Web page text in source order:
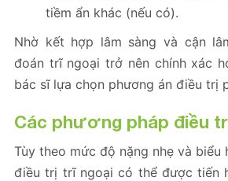
tiềm ẩn khác (nếu có).
Nhờ kết hợp lâm sàng và cận
đoán trĩ ngoại trở nên chính xác
bác sĩ lựa chọn phương án điều trị
Các phương pháp điều
Tùy theo mức độ nặng nhẹ và biểu
điều trị trĩ ngoại có thể được tiến